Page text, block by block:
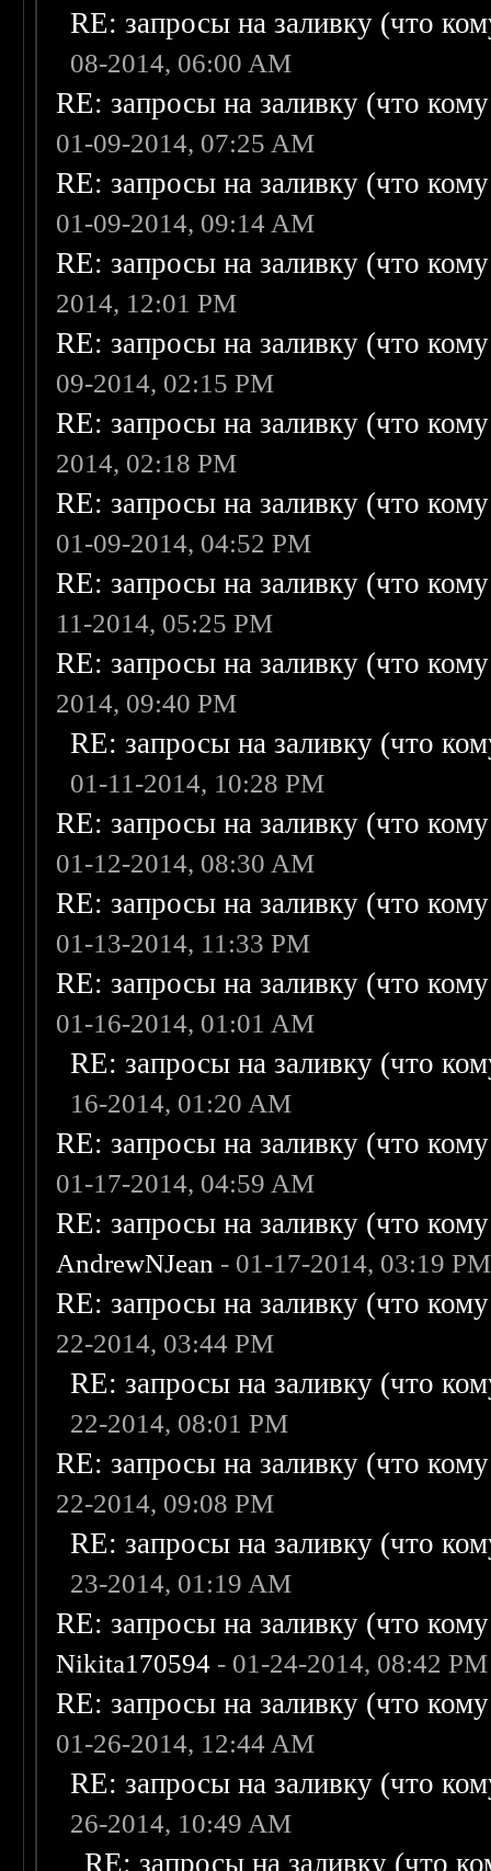
RE: запросы на заливку (что
08-2014, 06:00 AM
RE: запросы на заливку (что
01-09-2014, 07:25 AM
RE: запросы на заливку (что
01-09-2014, 09:14 AM
RE: запросы на заливку (что
2014, 12:01 PM
RE: запросы на заливку (что
09-2014, 02:15 PM
RE: запросы на заливку (что
2014, 02:18 PM
RE: запросы на заливку (что
01-09-2014, 04:52 PM
RE: запросы на заливку (что
11-2014, 05:25 PM
RE: запросы на заливку (что
2014, 09:40 PM
RE: запросы на заливку (что
01-11-2014, 10:28 PM
RE: запросы на заливку (что
01-12-2014, 08:30 AM
RE: запросы на заливку (что
01-13-2014, 11:33 PM
RE: запросы на заливку (что
01-16-2014, 01:01 AM
RE: запросы на заливку (что
16-2014, 01:20 AM
RE: запросы на заливку (что
01-17-2014, 04:59 AM
RE: запросы на заливку (что
AndrewNJean - 01-17-2014, 03:19 PM
RE: запросы на заливку (что
22-2014, 03:44 PM
RE: запросы на заливку (что
22-2014, 08:01 PM
RE: запросы на заливку (что
22-2014, 09:08 PM
RE: запросы на заливку (что
23-2014, 01:19 AM
RE: запросы на заливку (что
Nikita170594 - 01-24-2014, 08:42 PM
RE: запросы на заливку (что
01-26-2014, 12:44 AM
RE: запросы на заливку (что
26-2014, 10:49 AM
RE: запросы на заливку (что